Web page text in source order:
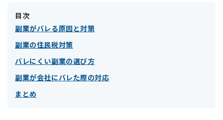
目次
副業がバレる原因と対策
副業の住民税対策
バレにくい副業の選び方
副業が会社にバレた際の対応
まとめ